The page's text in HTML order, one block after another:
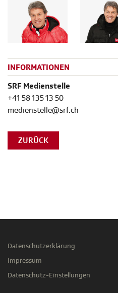
INFORMATIONEN
SRF Medienstelle
+41 58 135 13 50
medienstelle@srf.ch
ZURÜCK
Datenschutzerklärung
Impressum
Datenschutz-Einstellungen